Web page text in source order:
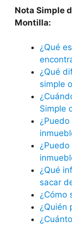
Nota Simple
Montilla:
¿Qué
¿Qué
simple
Simple
¿Qué
sacar
¿Cómo
¿Quién